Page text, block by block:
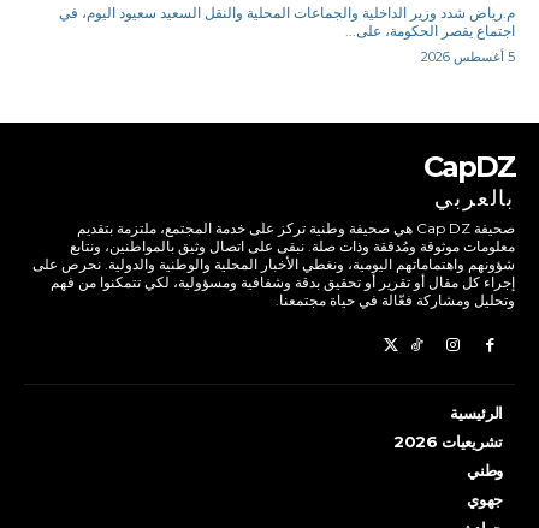
م.رياض شدد وزير الداخلية والجماعات المحلية والنقل السعيد سعيود اليوم، في
اجتماع يقصر الحكومة، على...
5 أغسطس 2026
CapDZ
بالعربي
صحيفة Cap DZ هي صحيفة وطنية تركز على خدمة المجتمع، ملتزمة بتقديم
معلومات موثوقة ومُدققة وذات صلة. نبقى على اتصال وثيق بالمواطنين، ونتابع
شؤونهم واهتماماتهم اليومية، ونغطي الأخبار المحلية والوطنية والدولية. نحرص على
إجراء كل مقال أو تقرير أو تحقيق بدقة وشفافية ومسؤولية، لكي تتمكنوا من فهم
وتحليل ومشاركة فعّالة في حياة مجتمعنا.
الرئيسية
تشريعيات 2026
وطني
جهوي